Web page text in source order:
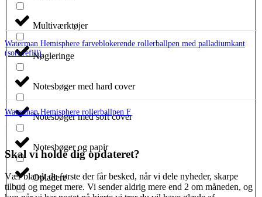
Multiværktøjer
Nøgleringe
Notesbøger med hard cover
Notesbøger med soft cover
Notesbøger og papir
Opladere
Waterman Hemisphere farveblokerende rollerballpen med palladiumkant
(sort refill)
Waterman Hemisphere rollerballpen F
Skal vi holde dig opdateret?
Vær blandt de første der får besked, når vi dele nyheder, skarpe
tilbud og meget mere. Vi sender aldrig mere end 2 om måneden, og